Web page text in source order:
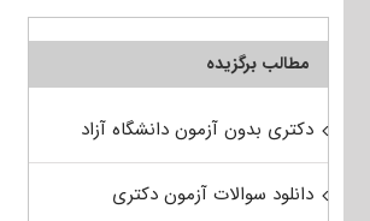
مطالب برگزیده
دکتری بدون آزمون دانشگاه آزاد
دانلود سوالات آزمون دکتری